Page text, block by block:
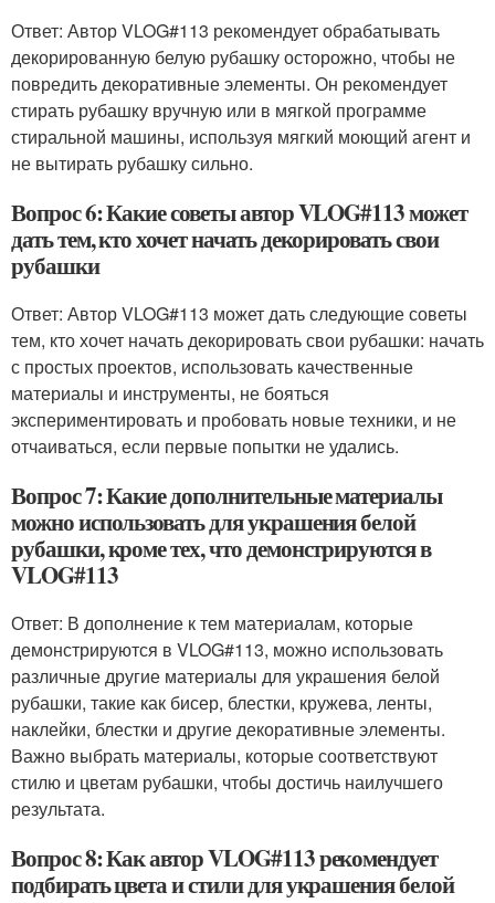
Ответ: Автор VLOG#113 рекомендует обрабатывать
декорированную белую рубашку осторожно, чтобы не
повредить декоративные элементы. Он рекомендует
стирать рубашку вручную или в мягкой программе
стиральной машины, используя мягкий моющий агент и
не вытирать рубашку сильно.
Вопрос 6: Какие советы автор VLOG#113 может
дать тем, кто хочет начать декорировать свои
рубашки
Ответ: Автор VLOG#113 может дать следующие советы
тем, кто хочет начать декорировать свои рубашки: начать
с простых проектов, использовать качественные
материалы и инструменты, не бояться
экспериментировать и пробовать новые техники, и не
отчаиваться, если первые попытки не удались.
Вопрос 7: Какие дополнительные материалы
можно использовать для украшения белой
рубашки, кроме тех, что демонстрируются в
VLOG#113
Ответ: В дополнение к тем материалам, которые
демонстрируются в VLOG#113, можно использовать
различные другие материалы для украшения белой
рубашки, такие как бисер, блестки, кружева, ленты,
наклейки, блестки и другие декоративные элементы.
Важно выбрать материалы, которые соответствуют
стилю и цветам рубашки, чтобы достичь наилучшего
результата.
Вопрос 8: Как автор VLOG#113 рекомендует
подбирать цвета и стили для украшения белой